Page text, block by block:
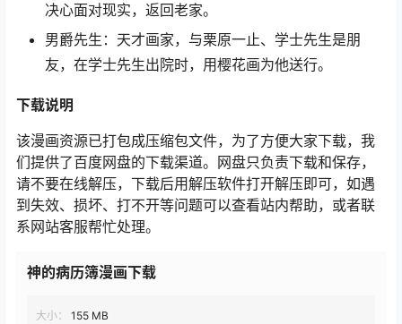
决心面对现实，返回老家。
男爵先生：天才画家，与栗原一止、学士先生是朋
友，在学士先生出院时，用樱花画为他送行。
下载说明
该漫画资源已打包成压缩包文件，为了方便大家下载，我
们提供了百度网盘的下载渠道。网盘只负责下载和保存，
请不要在线解压，下载后用解压软件打开解压即可，如遇
到失效、损坏、打不开等问题可以查看站内帮助，或者联
系网站客服帮忙处理。
神的病历簿漫画下载
大小：
155 MB